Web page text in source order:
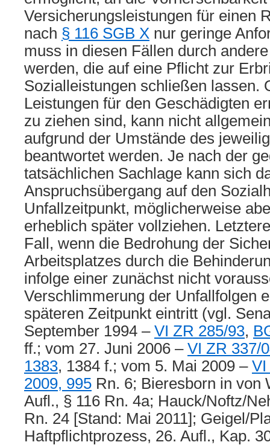
Versicherungsleistungen für einen
nach § 116 SGB X nur geringe
muss in diesen Fällen durch
werden, die auf eine Pflicht zur
Sozialleistungen schließen lassen.
Leistungen für den Geschädigten
zu ziehen sind, kann nicht
aufgrund der Umstände des
beantwortet werden. Je nach der
tatsächlichen Sachlage kann sich
Anspruchsübergang auf den
Unfallzeitpunkt, möglicherweise
erheblich später vollziehen.
Fall, wenn die Bedrohung der
Arbeitsplatzes durch die
infolge einer zunächst nicht
Verschlimmerung der Unfallfolgen
späteren Zeitpunkt eintritt (vgl.
September 1994 – VI ZR 285/93,
ff.; vom 27. Juni 2006 – VI ZR 337/
1383, 1384 f.; vom 5. Mai 2009 – VI
2009, 995 Rn. 6; Bieresborn in von
Aufl., § 116 Rn. 4a; Hauck/Noftz/
Rn. 24 [Stand: Mai 2011]; Geigel/
Haftpflichtprozess, 26. Aufl., Kap.